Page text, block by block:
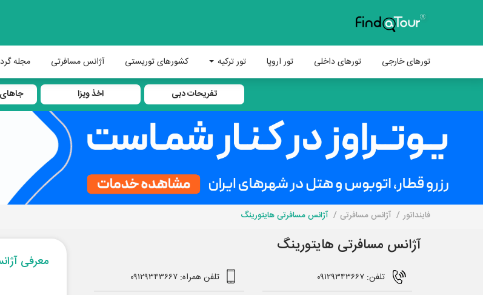
تورهای خارجی تورهای داخلی تور اروپا تور ترکیه کشورهای توریستی آژانس مسافرتی مجله
تفریحات دبی اخذ ویزا
فاینداتور آژانس مسافرتی آژانس مسافرتی هایتورینگ
آژانس مسافرتی هایتورینگ
تلفن: ۰۹۱۲۹۳۴۳۶۶۷
تلفن همراه: ۰۹۱۲۹۳۴۳۶۶۷
معرفی